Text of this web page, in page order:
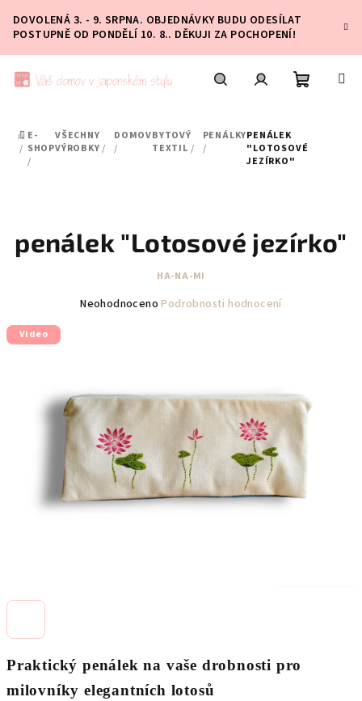
obsah
DOVOLENÁ 3. - 9. SRPNA. OBJEDNÁVKY BUDU ODESÍLAT
POSTUPNĚ OD PONDĚLÍ 10. 8.. DĚKUJI ZA POCHOPENÍ!
košík
DOMŮ
/
E-
SHOP
/
VŠECHNY
VÝROBKY/
DOMOV
/
BYTOVÝ
TEXTIL /
PENÁLKY
/
PENÁLEK
"LOTOSOVÉ
JEZÍRKO"
Praktický penálek na vaše drobnosti pro
milovníky elegantních lotosů
penálek "Lotosové jezírko"
HA-NA-MI
Průměrné
5
hvězdiček.
Neohodnoceno Podrobnosti hodnocení
Video